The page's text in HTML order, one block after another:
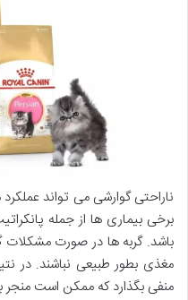
ناراحتی گوارشی می تواند
باشد. گربه ها در صورت
مغذی بطور طبیعی نباشند. در
منفی بگذارد که ممکن است